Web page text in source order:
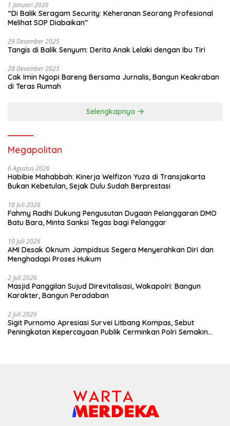
1 Januari 2026
“Di Balik Seragam Security: Keheranan Seorang Profesional
Melihat SOP Diabaikan”
29 Desember 2025
Tangis di Balik Senyum: Derita Anak Lelaki dengan Ibu Tiri
28 Desember 2025
Cak Imin Ngopi Bareng Bersama Jurnalis, Bangun Keakraban
di Teras Rumah
Selengkapnya
Megapolitan
6 Agustus 2026
Habibie Mahabbah: Kinerja Welfizon Yuza di Transjakarta
Bukan Kebetulan, Sejak Dulu Sudah Berprestasi
10 Juli 2026
Fahmy Radhi Dukung Pengusutan Dugaan Pelanggaran DMO
Batu Bara, Minta Sanksi Tegas bagi Pelanggar
10 Juli 2026
AMI Desak Oknum Jampidsus Segera Menyerahkan Diri dan
Menghadapi Proses Hukum
2 Juli 2026
Masjid Panggilan Sujud Direvitalisasi, Wakapolri: Bangun
Karakter, Bangun Peradaban
2 Juli 2026
Sigit Purnomo Apresiasi Survei Litbang Kompas, Sebut
Peningkatan Kepercayaan Publik Cerminkan Polri Semakin